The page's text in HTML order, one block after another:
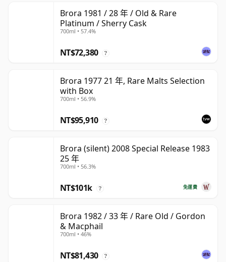
Brora 1981 / 28 年 / Old & Rare
Platinum / Sherry Cask
700ml • 57.4%
NT$72,380 ?
Brora 1977 21 年, Rare Malts Selection
with Box
700ml • 56.9%
NT$95,910 ?
Brora (silent) 2008 Special Release 1983
25 年
700ml • 56.3%
免運費
NT$101k ?
Brora 1982 / 33 年 / Rare Old / Gordon
& Macphail
700ml • 46%
NT$81,430 ?